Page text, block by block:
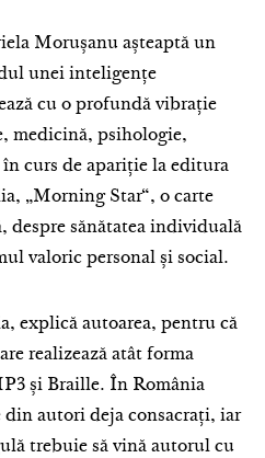
Morușanu așteaptă un
unei inteligențe
cu o profundă vibrație
medicină, psihologie,
curs de apariție la editura
„Morning Star“, o carte
despre sănătatea individuală
valoric personal și social.
explică autoarea, pentru că
realizează atât forma
și Braille. În România
autori deja consacrați, iar
trebuie să vină autorul cu